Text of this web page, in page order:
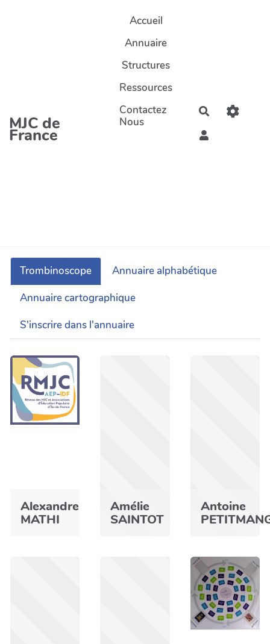
MJC de
France
Accueil
Annuaire
Structures
Ressources
Contactez
Nous
Rechercher
Trombinoscope
Annuaire alphabétique
Annuaire cartographique
S'inscrire dans l'annuaire
Alexandre
MATHI
Amélie
SAINTOT
Antoine